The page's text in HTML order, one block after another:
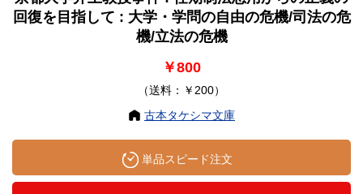
回復を目指して : 大学・学問の自由の危機/司法の危
機/立法の危機
￥800
（送料：￥200）
古本タケシマ文庫
単品スピード注文